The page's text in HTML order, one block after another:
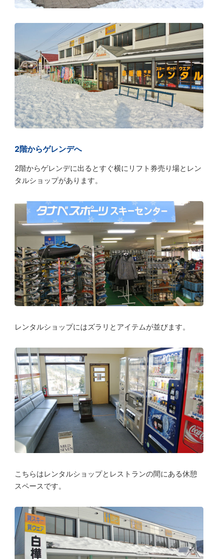
2階からゲレンデへ
2階からゲレンデに出るとすぐ横にリフト券売り場とレン
タルショップがあります。
レンタルショップにはズラリとアイテムが並びます。
こちらはレンタルショップとレストランの間にある休憩
スペースです。